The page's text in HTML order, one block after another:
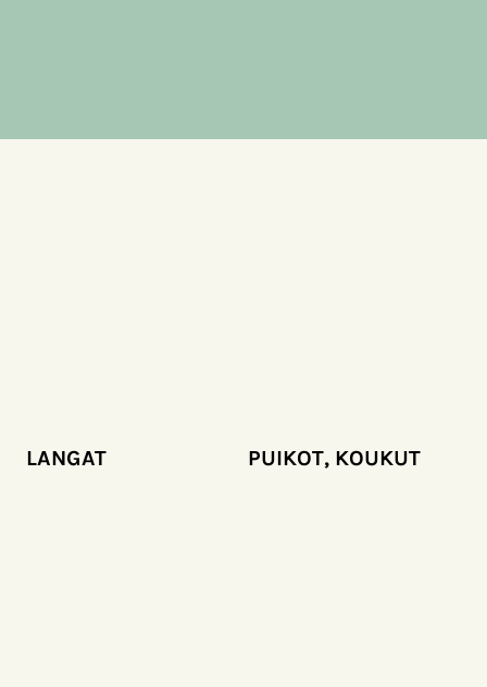
LANGAT PUIKOT, KOUKUT